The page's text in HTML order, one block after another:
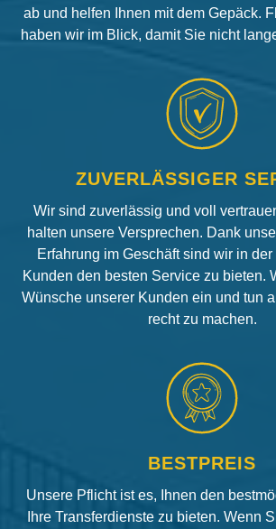
ab und helfen Ihnen mit dem Gepäck.
haben wir im Blick, damit Sie nicht
ZUVERLÄSSIGER
Wir sind zuverlässig und voll
halten unsere Versprechen. Dank
Erfahrung im Geschäft sind wir in
Kunden den besten Service zu bieten.
Wünsche unserer Kunden ein und tun
recht zu machen.
BESTPREIS
Unsere Pflicht ist es, Ihnen den
Ihre Transferdienste zu bieten. Wenn